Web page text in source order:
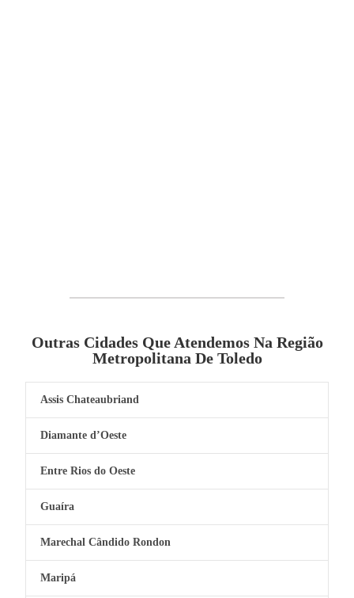
Outras Cidades Que Atendemos Na Região
Metropolitana De Toledo
Assis Chateaubriand
Diamante d’Oeste
Entre Rios do Oeste
Guaíra
Marechal Cândido Rondon
Maripá